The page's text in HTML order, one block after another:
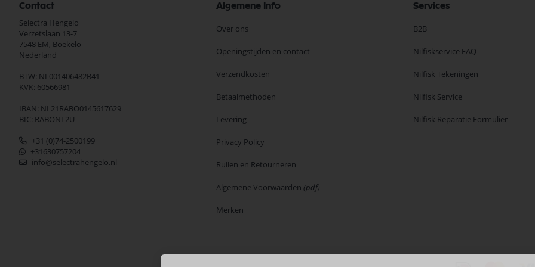
Contact
Selectra Hengelo
Verzetslaan 13-7
7548 EM, Boekelo
Nederland
BTW: NL001406482B41
KVK: 60566981
IBAN: NL21RABO0145617629
BIC: RABONL2U
+31 (0)74-2500199
+31630757204
info@selectrahengelo.nl
Algemene Info
Over ons
Openingstijden en contact
Verzendkosten
Betaalmethoden
Levering
Privacy Policy
Ruilen en Retourneren
Algemene Voorwaarden (pdf)
Merken
Services
B2B
Nilfiskservice FAQ
Nilfisk Tekeningen
Nilfisk Service
Nilfisk Reparatie Formulier